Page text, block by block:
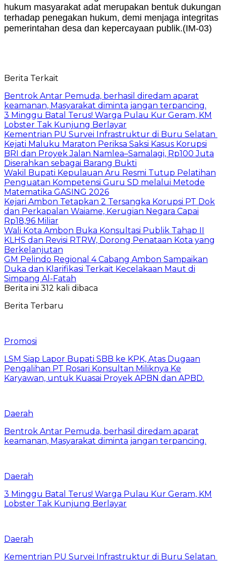
hukum masyarakat adat merupakan bentuk dukungan
terhadap penegakan hukum, demi menjaga integritas
pemerintahan desa dan kepercayaan publik.(IM-03)
Berita Terkait
Bentrok Antar Pemuda, berhasil diredam aparat
keamanan, Masyarakat diminta jangan terpancing.
3 Minggu Batal Terus! Warga Pulau Kur Geram, KM
Lobster Tak Kunjung Berlayar
Kementrian PU Survei Infrastruktur di Buru Selatan
Kejati Maluku Maraton Periksa Saksi Kasus Korupsi
BRI dan Proyek Jalan Namlea–Samalagi, Rp100 Juta
Diserahkan sebagai Barang Bukti
Wakil Bupati Kepulauan Aru Resmi Tutup Pelatihan
Penguatan Kompetensi Guru SD melalui Metode
Matematika GASING 2026
Kejari Ambon Tetapkan 2 Tersangka Korupsi PT Dok
dan Perkapalan Waiame, Kerugian Negara Capai
Rp18,96 Miliar
Wali Kota Ambon Buka Konsultasi Publik Tahap II
KLHS dan Revisi RTRW, Dorong Penataan Kota yang
Berkelanjutan
GM Pelindo Regional 4 Cabang Ambon Sampaikan
Duka dan Klarifikasi Terkait Kecelakaan Maut di
Simpang Al-Fatah
Berita ini 312 kali dibaca
Berita Terbaru
Promosi
LSM Siap Lapor Bupati SBB ke KPK, Atas Dugaan
Pengalihan PT Rosari Konsultan Miliknya Ke
Karyawan, untuk Kuasai Proyek APBN dan APBD.
Daerah
Bentrok Antar Pemuda, berhasil diredam aparat
keamanan, Masyarakat diminta jangan terpancing.
Daerah
3 Minggu Batal Terus! Warga Pulau Kur Geram, KM
Lobster Tak Kunjung Berlayar
Daerah
Kementrian PU Survei Infrastruktur di Buru Selatan